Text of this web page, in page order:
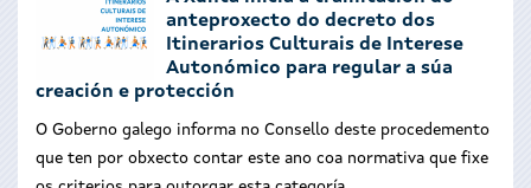
anteproxecto do decreto dos
Itinerarios Culturais de Interese
Autonómico para regular a súa
creación e protección
O Goberno galego informa no Consello deste procedemento
que ten por obxecto contar este ano coa normativa que fixe